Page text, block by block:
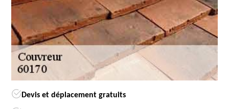
Devis et déplacement gratuits